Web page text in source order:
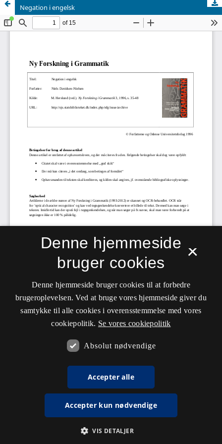
Negation i engelsk
×
Denne hjemmeside
bruger cookies
Denne hjemmeside bruger cookies til at forbedre
brugeroplevelsen. Ved at bruge vores hjemmeside giver du
samtykke til alle cookies i overensstemmelse med vores
cookiepolitik. Se vores cookiepolitik
Absolut nødvendige
Accepter alle
Accepter kun nødvendige
VIS DETALJER